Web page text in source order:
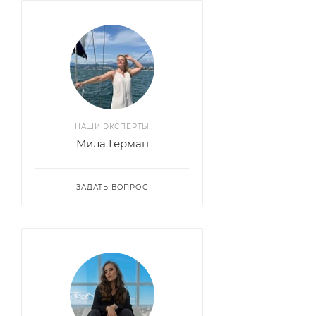
НАШИ ЭКСПЕРТЫ
Мила Герман
ЗАДАТЬ ВОПРОС